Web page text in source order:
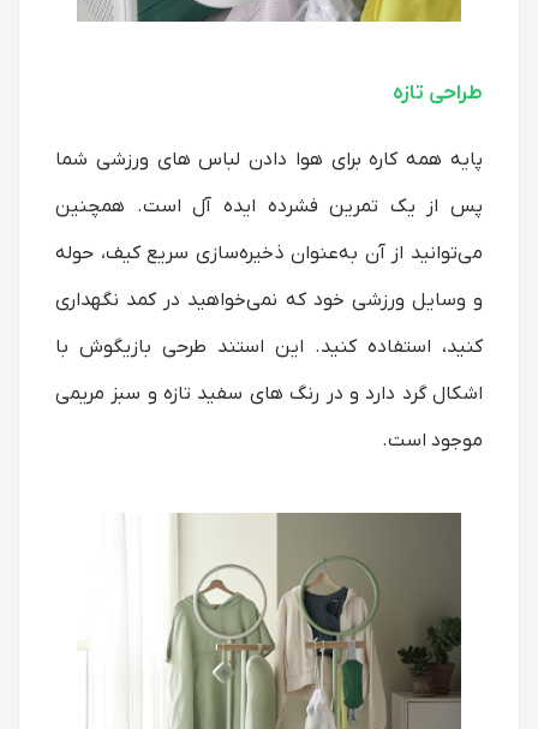
طراحی تازه
پایه همه کاره برای هوا دادن لباس های ورزشی شما
پس از یک تمرین فشرده ایده آل است. همچنین
می‌توانید از آن به‌عنوان ذخیره‌سازی سریع کیف، حوله
و وسایل ورزشی خود که نمی‌خواهید در کمد نگهداری
کنید، استفاده کنید. این استند طرحی بازیگوش با
اشکال گرد دارد و در رنگ های سفید تازه و سبز مریمی
موجود است.